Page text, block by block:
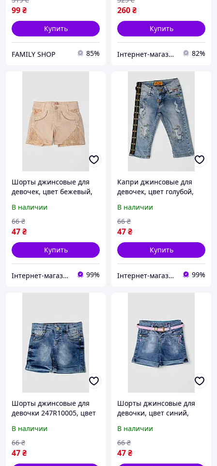
99₴
Купить
FAMILY SHOP 85%
260₴
Купить
Інтернет-магазин Already Better 82%
Шорты джинсовые для
девочек, цвет бежевый,
В наличии
47₴
66 ₴
Купить
Інтернет-магазин "ARIE" 99%
Капри джинсовые для
девочек, цвет голубой,
В наличии
47₴
66 ₴
Купить
Інтернет-магазин "ARIE" 99%
Шорты джинсовые для
девочки 247R10005, цвет
В наличии
47₴
66 ₴
Шорты джинсовые для
девочки, цвет синий,
В наличии
47₴
66 ₴